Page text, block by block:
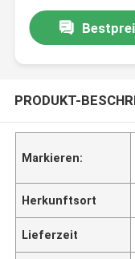
PRODUKT-
Markieren:
Herkunftsort
Lieferzeit